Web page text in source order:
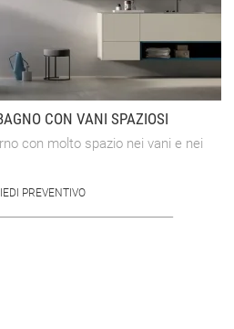
CON VANI SPAZIOSI
con molto spazio nei vani e nei
PREVENTIVO